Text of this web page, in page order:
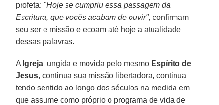
profeta: "Hoje se cumpriu essa passagem da
Escritura, que vocês acabam de ouvir", confirmam
seu ser e missão e ecoam até hoje a atualidade
dessas palavras.
A Igreja, ungida e movida pelo mesmo Espírito de
Jesus, continua sua missão libertadora, continua
tendo sentido ao longo dos séculos na medida em
que assume como próprio o programa de vida de